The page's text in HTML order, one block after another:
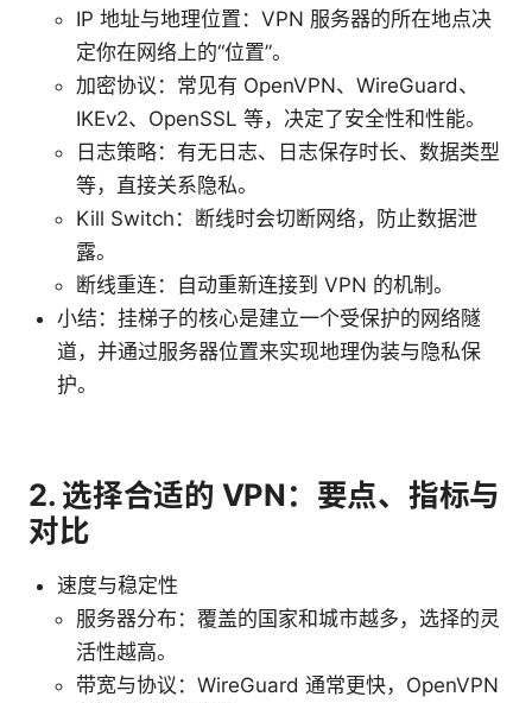
IP 地址与地理位置：VPN 服务器的所在地点决
定你在网络上的“位置”。
加密协议：常见有 OpenVPN、WireGuard、
IKEv2、OpenSSL 等，决定了安全性和性能。
日志策略：有无日志、日志保存时长、数据类型
等，直接关系隐私。
Kill Switch：断线时会切断网络，防止数据泄
露。
断线重连：自动重新连接到 VPN 的机制。
小结：挂梯子的核心是建立一个受保护的网络隧
道，并通过服务器位置来实现地理伪装与隐私保
护。
2. 选择合适的 VPN：要点、指标与
对比
速度与稳定性
服务器分布：覆盖的国家和城市越多，选择的灵
活性越高。
带宽与协议：WireGuard 通常更快，OpenVPN